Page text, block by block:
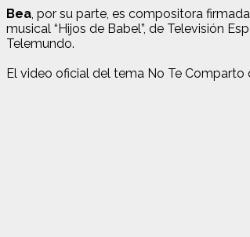
Bea, por su parte, es compositora
musical “Hijos de Babel”, de Televisión
Telemundo.
El video oficial del tema No Te